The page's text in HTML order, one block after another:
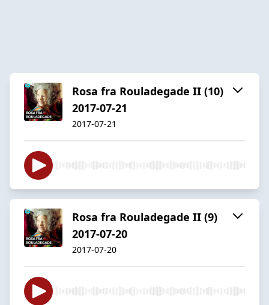
Rosa fra Rouladegade II (10)
2017-07-21
2017-07-21
Rosa fra Rouladegade II (9)
2017-07-20
2017-07-20